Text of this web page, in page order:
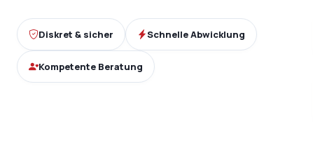
Diskret & sicher Schnelle Abwicklung
Kompetente Beratung